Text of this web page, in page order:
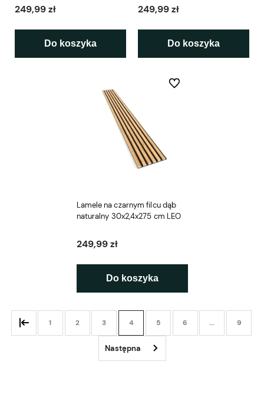
249,99 zł
Do koszyka
249,99 zł
Do koszyka
Lamele na czarnym filcu dąb
naturalny 30x2,4x275 cm LEO
249,99 zł
Do koszyka
Do ulubionych
1 2 3 4 5 6 ... 9